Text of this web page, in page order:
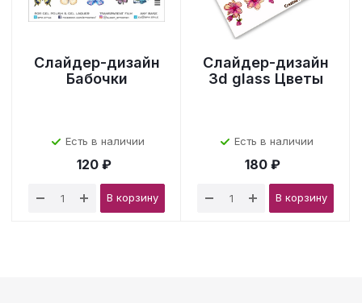
Слайдер-дизайн
Бабочки
Есть в наличии
120 ₽
В корзину
Слайдер-дизайн
3d glass Цветы
Есть в наличии
180 ₽
В корзину